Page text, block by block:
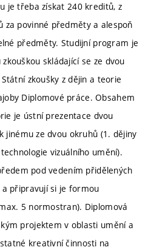
je třeba získat 240 kreditů, z
povinné předměty a alespoň
předměty. Studijní program je
skládající se ze dvou
zkoušky z dějin a teorie
Diplomové práce. Obsahem
je ústní prezentace dvou
jinému ze dvou okruhů (1. dějiny
vizuálního umění).
pod vedením přidělených
připravují si je formou
5 normostran). Diplomová
projektem v oblasti umění a
kreativní činnosti na